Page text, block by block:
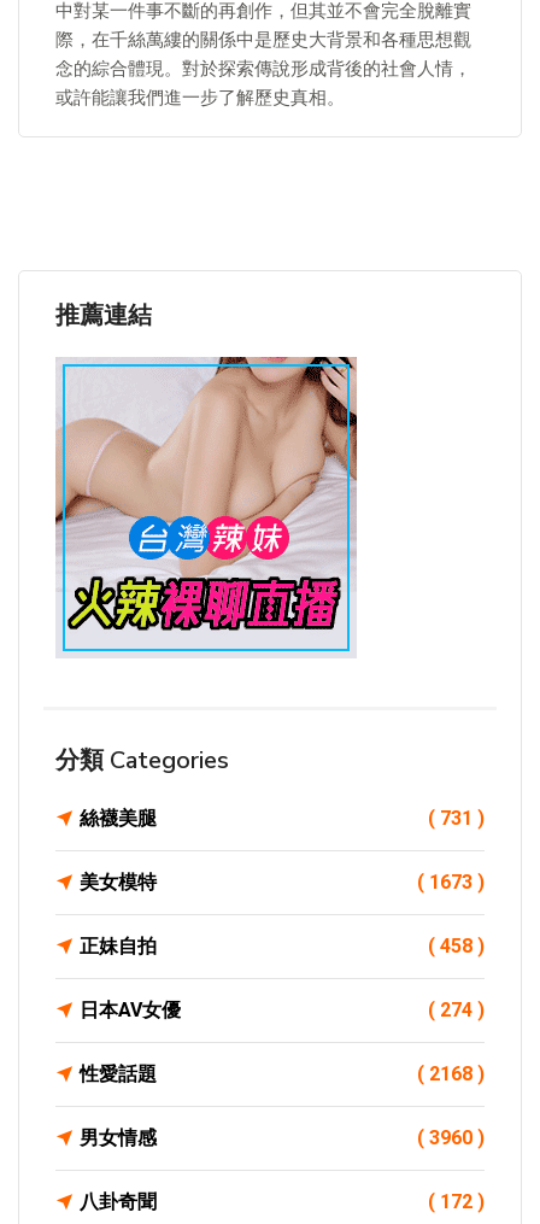
中對某一件事不斷的再創作，但其並不會完全脫離實
際，在千絲萬縷的關係中是歷史大背景和各種思想觀
念的綜合體現。對於探索傳說形成背後的社會人情，
或許能讓我們進一步了解歷史真相。
推薦連結
分類 Categories
絲襪美腿 ( 731 )
美女模特 ( 1673 )
正妹自拍 ( 458 )
日本AV女優 ( 274 )
性愛話題 ( 2168 )
男女情感 ( 3960 )
八卦奇聞 ( 172 )